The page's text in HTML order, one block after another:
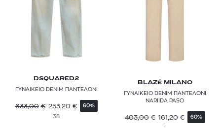
DSQUARED2
ΓΥΝΑΙΚΕΙΟ DENIM ΠΑΝΤΕΛΟΝΙ
633,00 € 253,20 € 60%
38
BLAZÉ MILANO
ΓΥΝΑΙΚΕΙΟ DENIM ΠΑΝΤΕΛΟΝΙ
NARIIDA PASO
403,00 € 161,20 € 60%